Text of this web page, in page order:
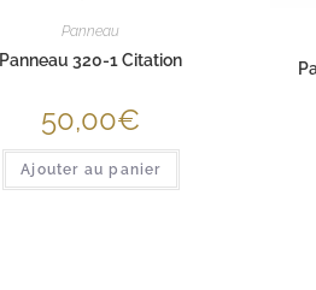
Panneau
Panneau 320-1 Citation
50,00€
Ajouter au panier